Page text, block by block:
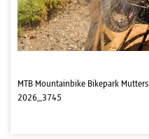
MTB Mountainbike Bikepark Mutters
2026_3745